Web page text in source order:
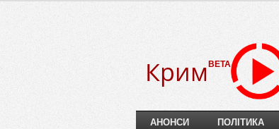
Крим BETA
АНОНСИ ПОЛІТИКА